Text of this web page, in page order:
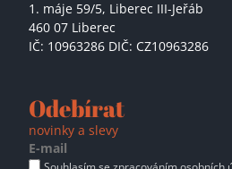
1. máje 59/5, Liberec III-Jeřáb
460 07 Liberec
IČ: 10963286 DIČ: CZ10963286
Odebírat
novinky a slevy